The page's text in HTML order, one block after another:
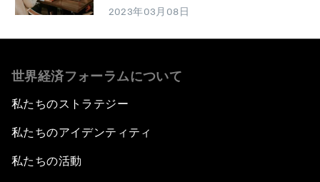
2023年03月08日
世界経済フォーラムについて
私たちのストラテジー
私たちのアイデンティティ
私たちの活動